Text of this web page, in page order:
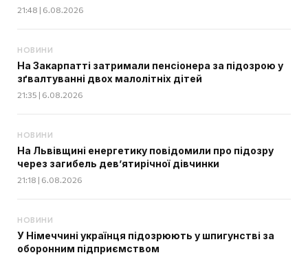
21:48 | 6.08.2026
НОВИНИ
На Закарпатті затримали пенсіонера за підозрою у
зґвалтуванні двох малолітніх дітей
21:35 | 6.08.2026
НОВИНИ
На Львівщині енергетику повідомили про підозру
через загибель дев’ятирічної дівчинки
21:18 | 6.08.2026
НОВИНИ
У Німеччині українця підозрюють у шпигунстві за
оборонним підприємством